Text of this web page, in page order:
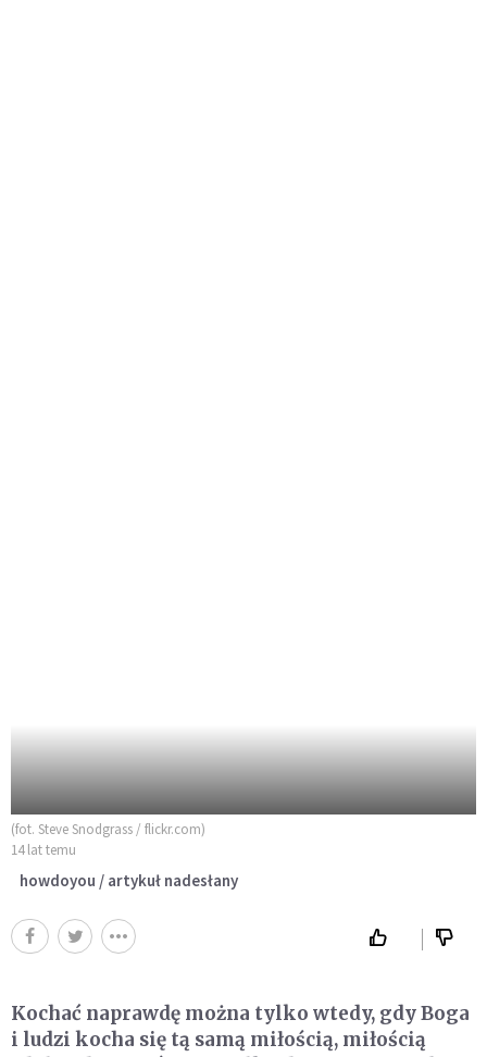
(fot. Steve Snodgrass / flickr.com)
14 lat temu
howdoyou / artykuł nadesłany
Kochać naprawdę można tylko wtedy, gdy Boga
i ludzi kocha się tą samą miłością, miłością